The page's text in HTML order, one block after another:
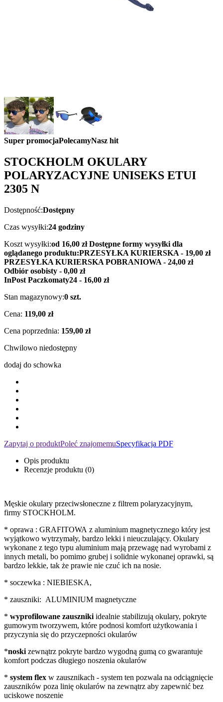
Super promocjaPolecamyNasz hit
STOCKHOLM OKULARY
POLARYZACYJNE UNISEKS ETUI
2305 N
Dostępność:Dostępny
Czas wysyłki:24 godziny
Koszt wysyłki:od 16,00 złDostępne formy wysyłki dla
oglądanego produktu:PRZESYŁKA KURIERSKA - 19,00 zł
PRZESYŁKA KURIERSKA POBRANIOWA - 24,00 zł
Odbiór osobisty - 0,00 zł
InPost Paczkomaty24 - 16,00 zł
Stan magazynowy:0 szt.
Cena: 119,00 zł
Cena poprzednia: 159,00 zł
Chwilowo niedostępny
dodaj do schowka
Zapytaj o produktPoleć znajomemuSpecyfikacja PDF
Opis produktu
Recenzje produktu (0)
Męskie okulary przeciwsłoneczne z filtrem polaryzacyjnym,
firmy STOCKHOLM.
* oprawa : GRAFITOWA z aluminium magnetycznego który jest
wyjątkowo wytrzymały, bardzo lekki i nieuczulający. Okulary
wykonane z tego typu aluminium mają przewagę nad wyrobami z
innych metali, bo pomimo grubej i solidnie wykonanej oprawki, są
bardzo lekkie, tak że prawie nie czuć ich na nosie.
* soczewka : NIEBIESKA,
* zauszniki: ALUMINIUM magnetyczne
* wyprofilowane zauszniki idealnie stabilizują okulary, pokryte
gumowym tworzywem, które podnosi komfort użytkowania i
przyczynia się do przyczepności okularów
*noski zewnątrz pokryte bardzo wygodną gumą co gwarantuje
komfort podczas długiego noszenia okularów
* system flex w zausznikach - system ten pozwala na odciągnięcie
zauszników poza linię okularów na zewnątrz aby zapewnić bez
uciskowe noszenie